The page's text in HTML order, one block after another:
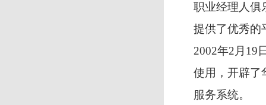
职业经理人俱
提供了优秀的
2002年2月19
使用，开辟了
服务系统。